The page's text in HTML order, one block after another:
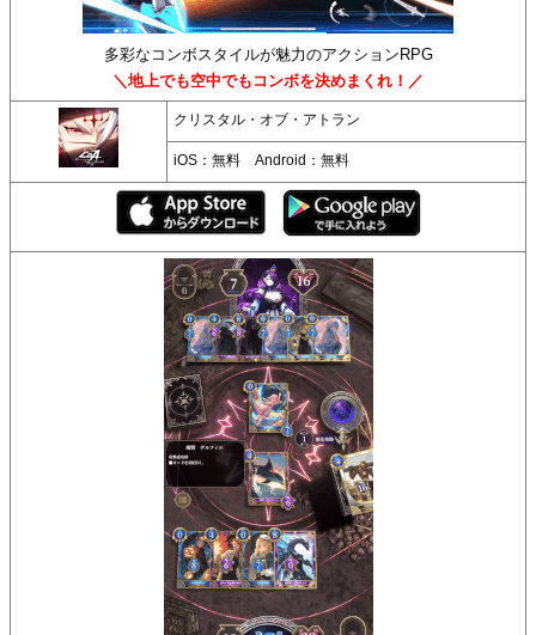
多彩なコンボスタイルが魅力のアクションRPG
＼地上でも空中でもコンボを決めまくれ！／
クリスタル・オブ・アトラン
iOS：無料 Android：無料